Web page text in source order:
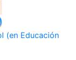
(en Educación